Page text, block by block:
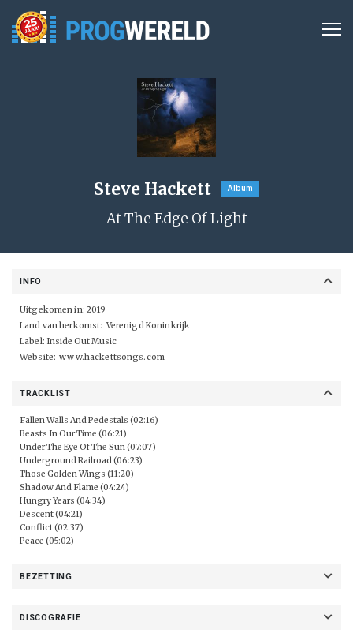
Steve Hackett Album
At The Edge Of Light
INFO
Uitgekomen in: 2019
Land van herkomst: Verenigd Koninkrijk
Label: Inside Out Music
Website:www.hackettsongs.com
TRACKLIST
Fallen Walls And Pedestals (02:16)
Beasts In Our Time (06:21)
Under The Eye Of The Sun (07:07)
Underground Railroad (06:23)
Those Golden Wings (11:20)
Shadow And Flame (04:24)
Hungry Years (04:34)
Descent (04:21)
Conflict (02:37)
Peace (05:02)
BEZETTING
DISCOGRAFIE